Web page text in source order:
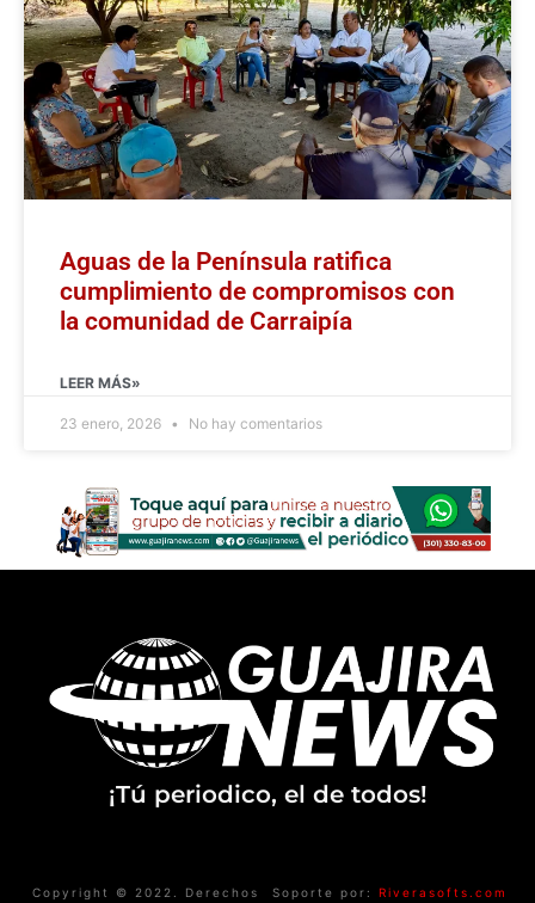
Aguas de la Península ratifica
cumplimiento de compromisos con
la comunidad de Carraipía
LEER MÁS»
23 enero, 2026 No hay comentarios
¡Tú periodico, el de todos!
Copyright © 2022. Derechos
Soporte por: Riverasofts.com